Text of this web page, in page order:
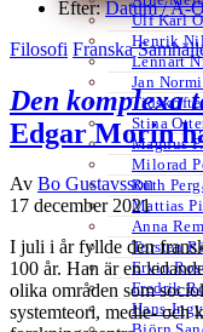
Ulf Karl
Henrik
Lennart
Jan
Stina
Magnus
Milorad
Ruth
Mattias
Anna
Torsten
Ervin
Fredrik
Hans-
Efter:Datum /A-
Filosofi Franska
Den komplexa
Edgar Morin
Av Bo Gustavsson
17 december 2021
I juli i år fyllde den
100 år. Han är en
olika områden som
systemteori, medie- och